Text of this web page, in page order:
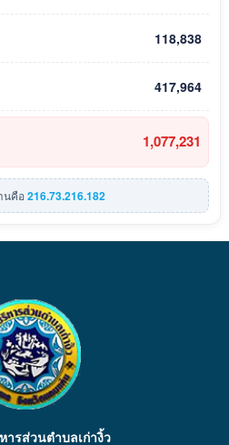
118,838
417,964
1,077,231
นคือ216.73.216.182
ารส่วนตำบลเก่างิ้ว